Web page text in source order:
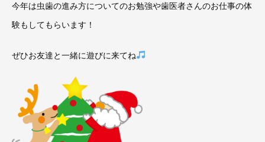
今年は虫歯の進み方についてのお勉強や歯医者さんのお仕事の体
験もしてもらいます！
ぜひお友達と一緒に遊びに来てね